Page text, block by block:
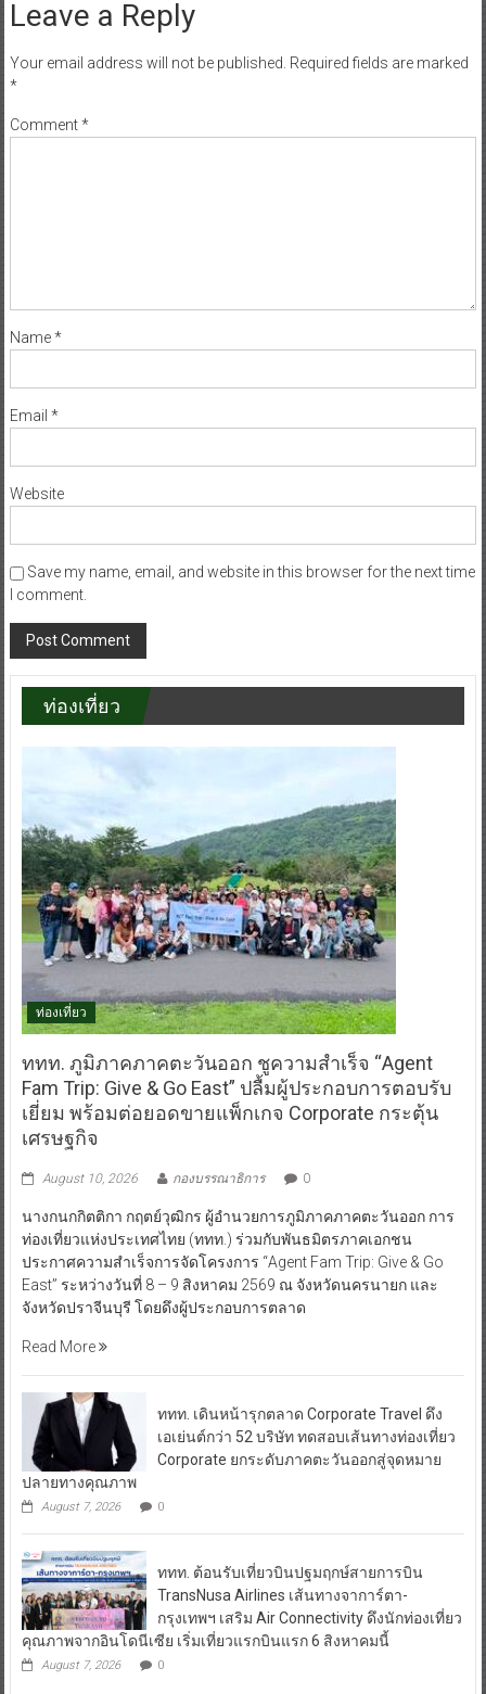
Leave a Reply
Your email address will not be published. Required fields are marked
*
Comment*
Name*
Email *
Website
Save my name, email, and website in this browser for the next time
I comment.
ท่องเที่ยว
ท่องเที่ยว
ททท. ภูมิภาคภาคตะวันออก ชูความสำเร็จ “Agent
Fam Trip: Give & Go East” ปลื้มผู้ประกอบการตอบรับ
เยี่ยม พร้อมต่อยอดขายแพ็กเกจ Corporate กระตุ้น
เศรษฐกิจ
August 10, 2026 กองบรรณาธิการ 0
นางกนกกิตติกา กฤตย์วุฒิกร ผู้อำนวยการภูมิภาคภาคตะวันออก การ
ท่องเที่ยวแห่งประเทศไทย (ททท.) ร่วมกับพันธมิตรภาคเอกชน
ประกาศความสำเร็จการจัดโครงการ “Agent Fam Trip: Give & Go
East” ระหว่างวันที่ 8 – 9 สิงหาคม 2569 ณ จังหวัดนครนายก และ
จังหวัดปราจีนบุรี โดยดึงผู้ประกอบการตลาด
Read More
ททท. เดินหน้ารุกตลาด Corporate Travel ดึง
เอเย่นต์กว่า 52 บริษัท ทดสอบเส้นทางท่องเที่ยว
Corporate ยกระดับภาคตะวันออกสู่จุดหมาย
ปลายทางคุณภาพ
August 7, 2026 0
ททท. ต้อนรับเที่ยวบินปฐมฤกษ์สายการบิน
TransNusa Airlines เส้นทางจาการ์ตา-
กรุงเทพฯ เสริม Air Connectivity ดึงนักท่องเที่ยว
คุณภาพจากอินโดนีเซีย เริ่มเที่ยวแรกบินแรก 6 สิงหาคมนี้
August 7, 2026 0